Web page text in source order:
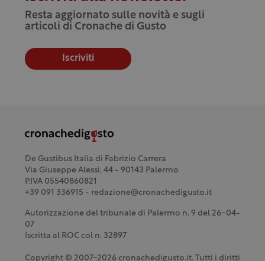
Resta aggiornato sulle novità e sugli
articoli di Cronache di Gusto
Iscriviti
De Gustibus Italia di Fabrizio Carrera
Via Giuseppe Alessi, 44 - 90143 Palermo
P.IVA 05540860821
+39 091 336915 - redazione@cronachedigusto.it
Autorizzazione del tribunale di Palermo n. 9 del 26-04-
07
Iscritta al ROC col n. 32897
Copyright © 2007-2026 cronachedigusto.it. Tutti i diritti